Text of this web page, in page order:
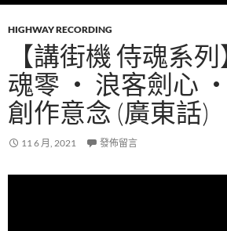
HIGHWAY RECORDING
【講街機 侍魂系
魂零 ‧ 浪客劍心 ‧
創作意念 (廣東話)
11 6 月, 2021 發佈留言